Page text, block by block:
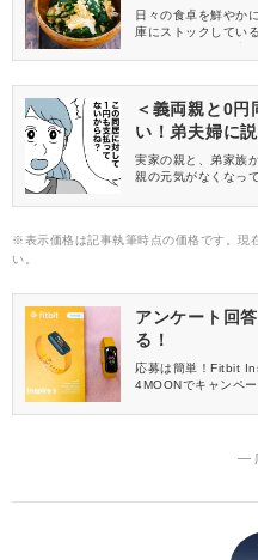
日々の食卓を鮮やか
庫にストックしてい
ます！
＜義両親と0円
い！弟夫婦に
実家の親と、弟家族
親の元気がなくなっ
※表示価格は記事執筆時点の価格です。現
い。
アンケート回
る！
応募は簡単！Fitbit
4MOONでキャンペ
―